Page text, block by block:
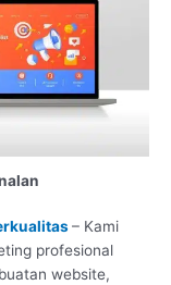
– Kami
profesional
website,